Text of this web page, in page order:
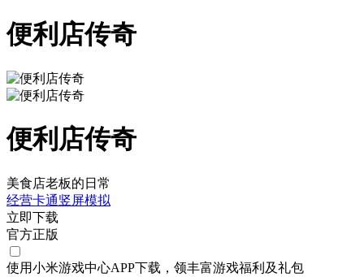
便利店传奇
便利店传奇
美食店老板的日常
经营卡通竖屏模拟
立即下载
官方正版
使用小米游戏中心APP下载 ，领丰富游戏福利 及礼包